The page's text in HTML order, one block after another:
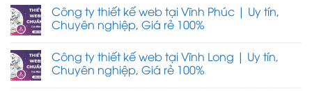
Công ty thiết kế web tại Vĩnh Phúc | Uy tín,
Chuyên nghiệp, Giá rẻ 100%
Công ty thiết kế web tại Vĩnh Long | Uy tín,
Chuyên nghiệp, Giá rẻ 100%